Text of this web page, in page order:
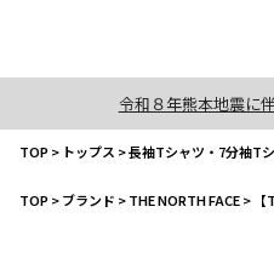
令和８年熊本地震に
TOP> トップス >長袖Tシャツ・7分袖T
TOP>ブランド >THE NORTH FACE> 【